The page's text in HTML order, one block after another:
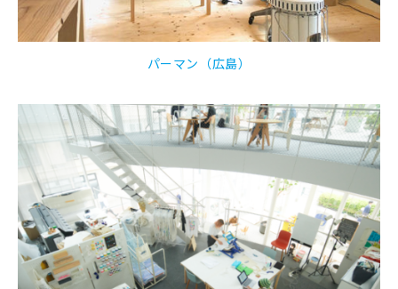
パーマン（広島）